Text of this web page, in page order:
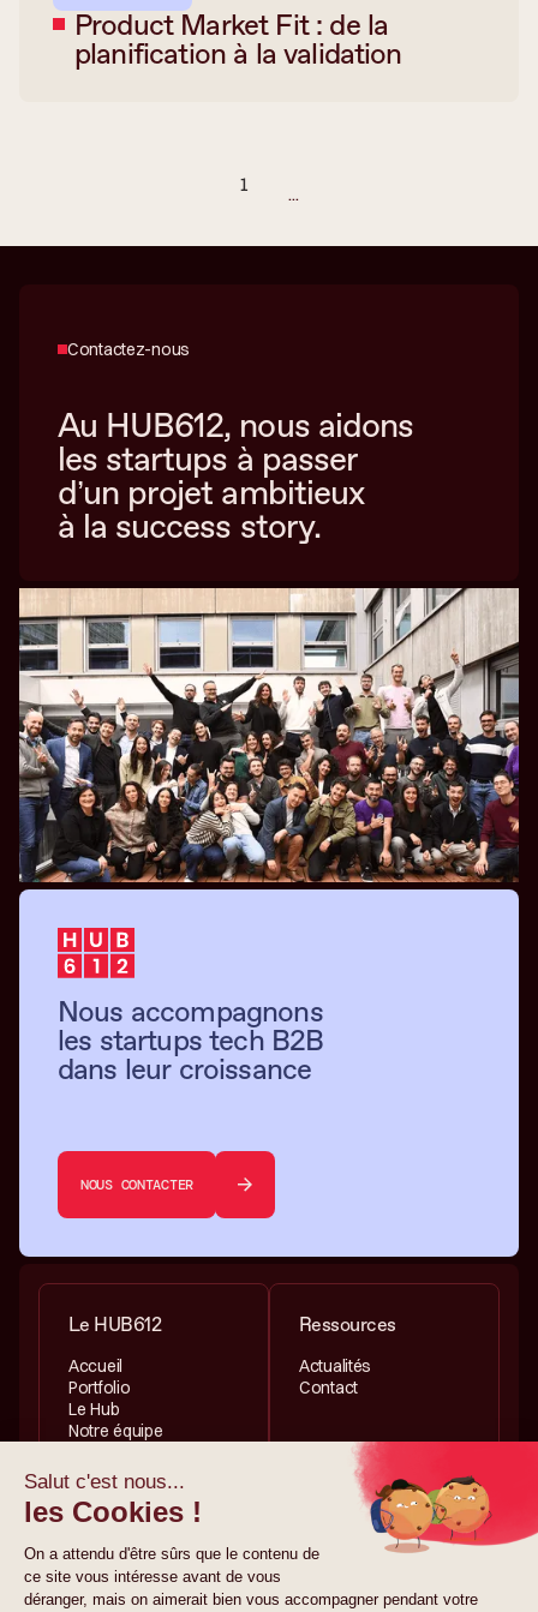
Product Market Fit : de la
planification à la validation
1 ...
Contactez-nous
Au HUB612, nous aidons
les startups à passer
d’un projet ambitieux
à la success story.
Nous accompagnons
les startups tech B2B
dans leur croissance
NOUS CONTACTER
Le HUB612
Accueil
Portfolio
Le Hub
Notre équipe
Ressources
Actualités
Contact
Services
Investissement
Accélération
Informations légales
Politique de
Politique de cookies